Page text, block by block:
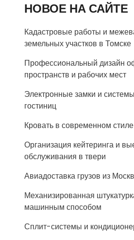
НОВОЕ НА САЙТЕ
Кадастровые работы и
земельных участков в Томске
Профессиональный дизайн
пространств и рабочих мест
Электронные замки и
гостиниц
Кровать в современном
Организация кейтеринга и
обслуживания в твери
Авиадоставка грузов из
Механизированная
машинным способом
Сплит-системы и